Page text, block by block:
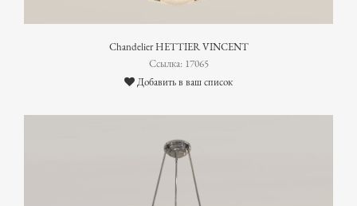
Chandelier HETTIER VINCENT
Ссылка: 17065
Добавить в ваш список